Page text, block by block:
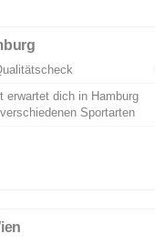
erwartet dich in Hamburg
Sportarten